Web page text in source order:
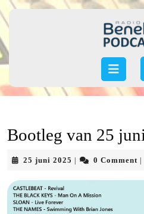
Skip
to
Open
Bootleg van 25 juni
25 juni 2025 25
2025
0 Comment